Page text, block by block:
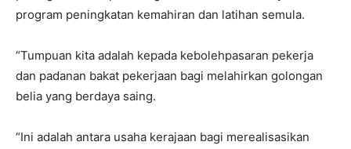
program peningkatan kemahiran dan latihan semula.
“Tumpuan kita adalah kepada kebolehpasaran pekerja
dan padanan bakat pekerjaan bagi melahirkan golongan
belia yang berdaya saing.
“Ini adalah antara usaha kerajaan bagi merealisasikan